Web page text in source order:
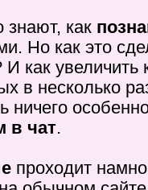
знают, как
Но как это
И как увеличить
в несколько
ничего
в чат.
проходит